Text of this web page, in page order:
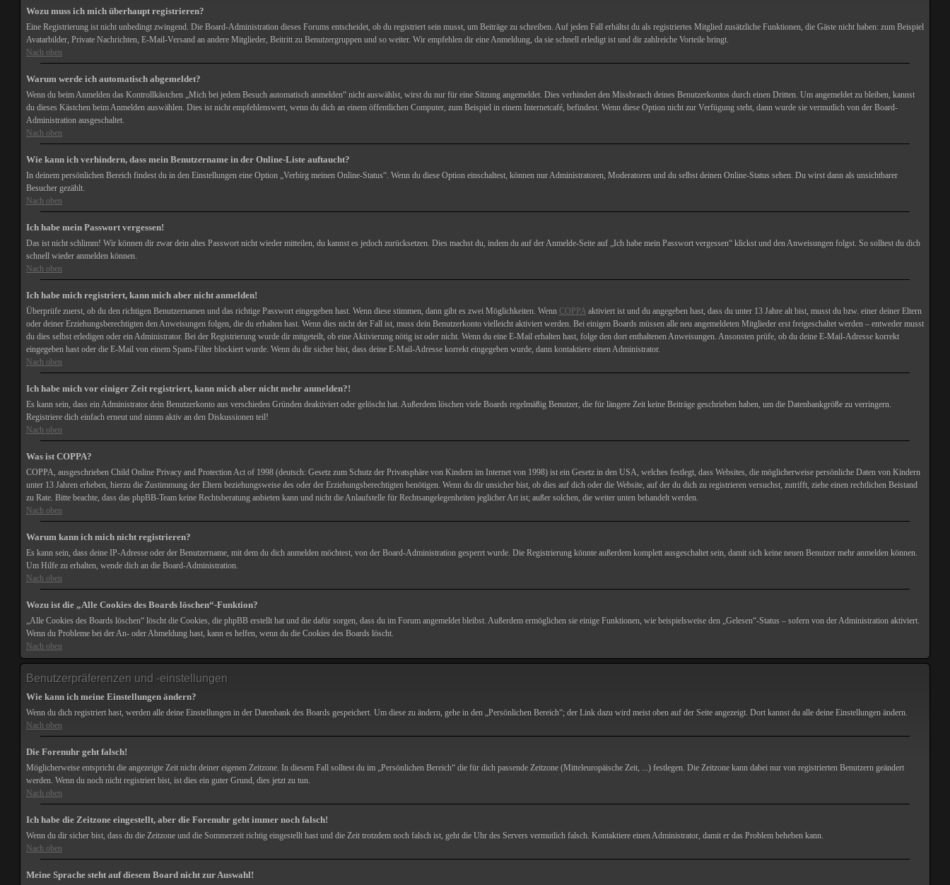
Wozu muss ich mich überhaupt registrieren?
Eine Registrierung ist nicht unbedingt zwingend. Die Board-Administration dieses Forums entscheidet, ob du registriert sein musst, um Beiträge zu schreiben. Auf jeden Fall erhältst du als registriertes Mitglied zusätzliche Funktionen, die Gäste nicht haben: zum Beispiel
Avatarbilder, Private Nachrichten, E-Mail-Versand an andere Mitglieder, Beitritt zu Benutzergruppen und so weiter. Wir empfehlen dir eine Anmeldung, da sie schnell erledigt ist und dir zahlreiche Vorteile bringt.
Nach oben
Warum werde ich automatisch abgemeldet?
Wenn du beim Anmelden das Kontrollkästchen „Mich bei jedem Besuch automatisch anmelden“ nicht auswählst, wirst du nur für eine Sitzung angemeldet. Dies verhindert den Missbrauch deines Benutzerkontos durch einen Dritten. Um angemeldet zu bleiben, kannst
du dieses Kästchen beim Anmelden auswählen. Dies ist nicht empfehlenswert, wenn du dich an einem öffentlichen Computer, zum Beispiel in einem Internetcafé, befindest. Wenn diese Option nicht zur Verfügung steht, dann wurde sie vermutlich von der Board-
Administration ausgeschaltet.
Nach oben
Wie kann ich verhindern, dass mein Benutzername in der Online-Liste auftaucht?
In deinem persönlichen Bereich findest du in den Einstellungen eine Option „Verbirg meinen Online-Status“. Wenn du diese Option einschaltest, können nur Administratoren, Moderatoren und du selbst deinen Online-Status sehen. Du wirst dann als unsichtbarer
Besucher gezählt.
Nach oben
Ich habe mein Passwort vergessen!
Das ist nicht schlimm! Wir können dir zwar dein altes Passwort nicht wieder mitteilen, du kannst es jedoch zurücksetzen. Dies machst du, indem du auf der Anmelde-Seite auf „Ich habe mein Passwort vergessen“ klickst und den Anweisungen folgst. So solltest du dich
schnell wieder anmelden können.
Nach oben
Ich habe mich registriert, kann mich aber nicht anmelden!
Überprüfe zuerst, ob du den richtigen Benutzernamen und das richtige Passwort eingegeben hast. Wenn diese stimmen, dann gibt es zwei Möglichkeiten. Wenn COPPA aktiviert ist und du angegeben hast, dass du unter 13 Jahre alt bist, musst du bzw. einer deiner Eltern
oder deiner Erziehungsberechtigten den Anweisungen folgen, die du erhalten hast. Wenn dies nicht der Fall ist, muss dein Benutzerkonto vielleicht aktiviert werden. Bei einigen Boards müssen alle neu angemeldeten Mitglieder erst freigeschaltet werden – entweder musst
du dies selbst erledigen oder ein Administrator. Bei der Registrierung wurde dir mitgeteilt, ob eine Aktivierung nötig ist oder nicht. Wenn du eine E-Mail erhalten hast, folge den dort enthaltenen Anweisungen. Ansonsten prüfe, ob du deine E-Mail-Adresse korrekt
eingegeben hast oder die E-Mail von einem Spam-Filter blockiert wurde. Wenn du dir sicher bist, dass deine E-Mail-Adresse korrekt eingegeben wurde, dann kontaktiere einen Administrator.
Nach oben
Ich habe mich vor einiger Zeit registriert, kann mich aber nicht mehr anmelden?!
Es kann sein, dass ein Administrator dein Benutzerkonto aus verschieden Gründen deaktiviert oder gelöscht hat. Außerdem löschen viele Boards regelmäßig Benutzer, die für längere Zeit keine Beiträge geschrieben haben, um die Datenbankgröße zu verringern.
Registriere dich einfach erneut und nimm aktiv an den Diskussionen teil!
Nach oben
Was ist COPPA?
COPPA, ausgeschrieben Child Online Privacy and Protection Act of 1998 (deutsch: Gesetz zum Schutz der Privatsphäre von Kindern im Internet von 1998) ist ein Gesetz in den USA, welches festlegt, dass Websites, die möglicherweise persönliche Daten von Kindern
unter 13 Jahren erheben, hierzu die Zustimmung der Eltern beziehungsweise des oder der Erziehungsberechtigten benötigen. Wenn du dir unsicher bist, ob dies auf dich oder die Website, auf der du dich zu registrieren versuchst, zutrifft, ziehe einen rechtlichen Beistand
zu Rate. Bitte beachte, dass das phpBB-Team keine Rechtsberatung anbieten kann und nicht die Anlaufstelle für Rechtsangelegenheiten jeglicher Art ist; außer solchen, die weiter unten behandelt werden.
Nach oben
Warum kann ich mich nicht registrieren?
Es kann sein, dass deine IP-Adresse oder der Benutzername, mit dem du dich anmelden möchtest, von der Board-Administration gesperrt wurde. Die Registrierung könnte außerdem komplett ausgeschaltet sein, damit sich keine neuen Benutzer mehr anmelden können.
Um Hilfe zu erhalten, wende dich an die Board-Administration.
Nach oben
Wozu ist die „Alle Cookies des Boards löschen“-Funktion?
„Alle Cookies des Boards löschen“ löscht die Cookies, die phpBB erstellt hat und die dafür sorgen, dass du im Forum angemeldet bleibst. Außerdem ermöglichen sie einige Funktionen, wie beispielsweise den „Gelesen“-Status – sofern von der Administration aktiviert.
Wenn du Probleme bei der An- oder Abmeldung hast, kann es helfen, wenn du die Cookies des Boards löscht.
Nach oben
Benutzerpräferenzen und -einstellungen
Wie kann ich meine Einstellungen ändern?
Wenn du dich registriert hast, werden alle deine Einstellungen in der Datenbank des Boards gespeichert. Um diese zu ändern, gehe in den „Persönlichen Bereich“; der Link dazu wird meist oben auf der Seite angezeigt. Dort kannst du alle deine Einstellungen ändern.
Nach oben
Die Forenuhr geht falsch!
Möglicherweise entspricht die angezeigte Zeit nicht deiner eigenen Zeitzone. In diesem Fall solltest du im „Persönlichen Bereich“ die für dich passende Zeitzone (Mitteleuropäische Zeit, ...) festlegen. Die Zeitzone kann dabei nur von registrierten Benutzern geändert
werden. Wenn du noch nicht registriert bist, ist dies ein guter Grund, dies jetzt zu tun.
Nach oben
Ich habe die Zeitzone eingestellt, aber die Forenuhr geht immer noch falsch!
Wenn du dir sicher bist, dass du die Zeitzone und die Sommerzeit richtig eingestellt hast und die Zeit trotzdem noch falsch ist, geht die Uhr des Servers vermutlich falsch. Kontaktiere einen Administrator, damit er das Problem beheben kann.
Nach oben
Meine Sprache steht auf diesem Board nicht zur Auswahl!